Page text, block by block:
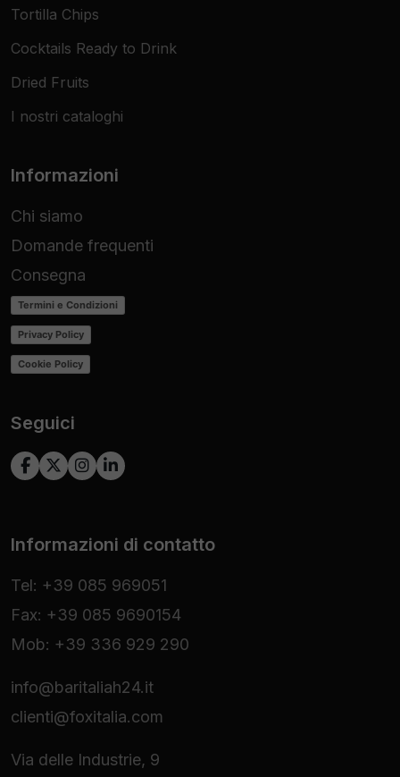
Tortilla Chips
Cocktails Ready to Drink
Dried Fruits
I nostri cataloghi
Informazioni
Chi siamo
Domande frequenti
Consegna
Termini e Condizioni
Privacy Policy
Cookie Policy
Seguici
Informazioni di contatto
Tel: +39 085 969051
Fax: +39 085 9690154
Mob: +39 336 929 290
info@baritaliah24.it
clienti@foxitalia.com
Via delle Industrie, 9